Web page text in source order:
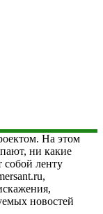
На этом
ни какие
собой ленту
новостей